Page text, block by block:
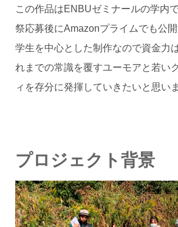
この作品はENBUゼミナールの学内
祭応募後にAmazonプライムでも公開
学生を中心とした制作なので資金力
れまでの常識を覆すユーモアと若い
ィを存分に発揮していきたいと思いま
プロジェクト背景